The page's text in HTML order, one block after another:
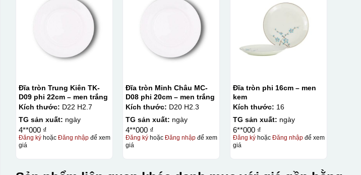
Đĩa tròn Trung Kiên TK-
D09 phi 22cm – men trắng
Kích thước: D22 H2.7
TG sản xuất: ngày
4**000 ₫
Đăng kýhoặc Đăng nhậpđể xem
giá
Đĩa tròn Minh Châu MC-
D08 phi 20cm – men trắng
Kích thước: D20 H2.3
TG sản xuất: ngày
4**000 ₫
Đăng ký hoặcĐăng nhập để xem
giá
Đĩa tròn phi 16cm – men
kem
Kích thước: 16
TG sản xuất: ngày
6**000 ₫
Đăng kýhoặc Đăng nhậpđể xem
giá